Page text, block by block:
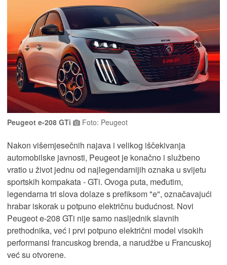
Peugeot e-208 GTi Foto: Peugeot
Nakon višemjesečnih najava i velikog iščekivanja
automobilske javnosti, Peugeot je konačno i službeno
vratio u život jednu od najlegendarnijih oznaka u svijetu
sportskih kompakata - GTi. Ovoga puta, međutim,
legendarna tri slova dolaze s prefiksom "e", označavajući
hrabar iskorak u potpuno električnu budućnost. Novi
Peugeot e-208 GTi nije samo nasljednik slavnih
prethodnika, već i prvi potpuno električni model visokih
performansi francuskog brenda, a narudžbe u Francuskoj
već su otvorene.